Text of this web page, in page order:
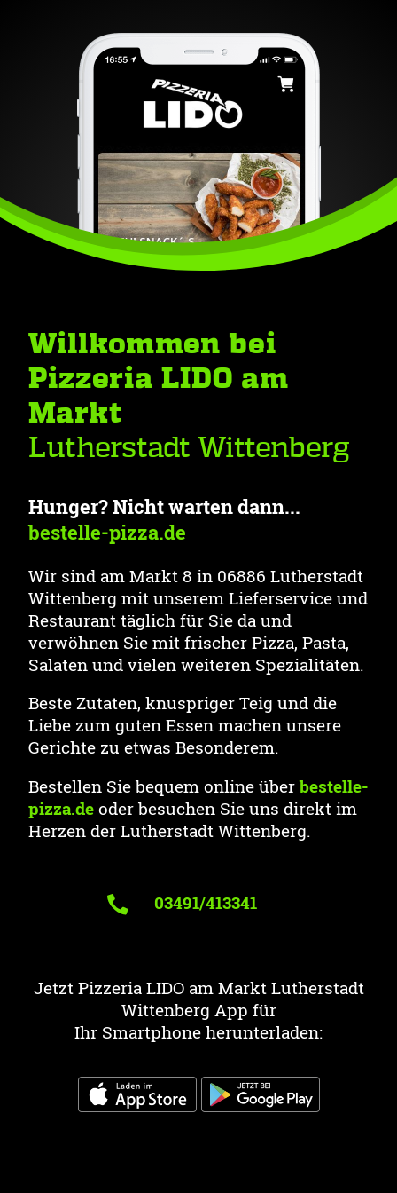
Willkommen bei
Pizzeria LIDO am
Markt
Lutherstadt Wittenberg
Hunger? Nicht warten dann...
bestelle-pizza.de
Wir sind am Markt 8 in 06886 Lutherstadt
Wittenberg mit unserem Lieferservice und
Restaurant täglich für Sie da und
verwöhnen Sie mit frischer Pizza, Pasta,
Salaten und vielen weiteren Spezialitäten.
Beste Zutaten, knuspriger Teig und die
Liebe zum guten Essen machen unsere
Gerichte zu etwas Besonderem.
Bestellen Sie bequem online überbestelle-
pizza.de oder besuchen Sie uns direkt im
Herzen der Lutherstadt Wittenberg.
03491/413341
Jetzt Pizzeria LIDO am Markt Lutherstadt
Wittenberg App für
Ihr Smartphone herunterladen: